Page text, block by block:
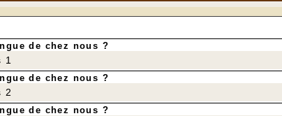
de chez nous ?
1
de chez nous ?
2
de chez nous ?